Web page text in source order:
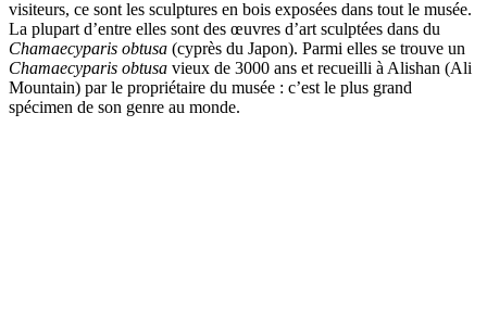
visiteurs, ce sont les sculptures en bois exposées dans tout le musée.
La plupart d’entre elles sont des œuvres d’art sculptées dans du
Chamaecyparis obtusa (cyprès du Japon). Parmi elles se trouve un
Chamaecyparis obtusa vieux de 3000 ans et recueilli à Alishan (Ali
Mountain) par le propriétaire du musée : c’est le plus grand
spécimen de son genre au monde.